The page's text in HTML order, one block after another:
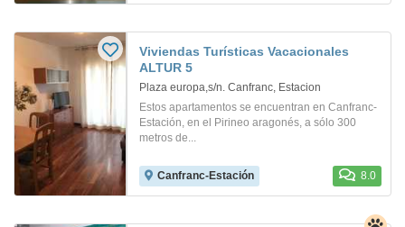
Viviendas Turísticas Vacacionales
ALTUR 5
Plaza europa,s/n. Canfranc, Estacion
Estos apartamentos se encuentran en Canfranc-
Estación, en el Pirineo aragonés, a sólo 300
metros de...
Canfranc-Estación 8.0